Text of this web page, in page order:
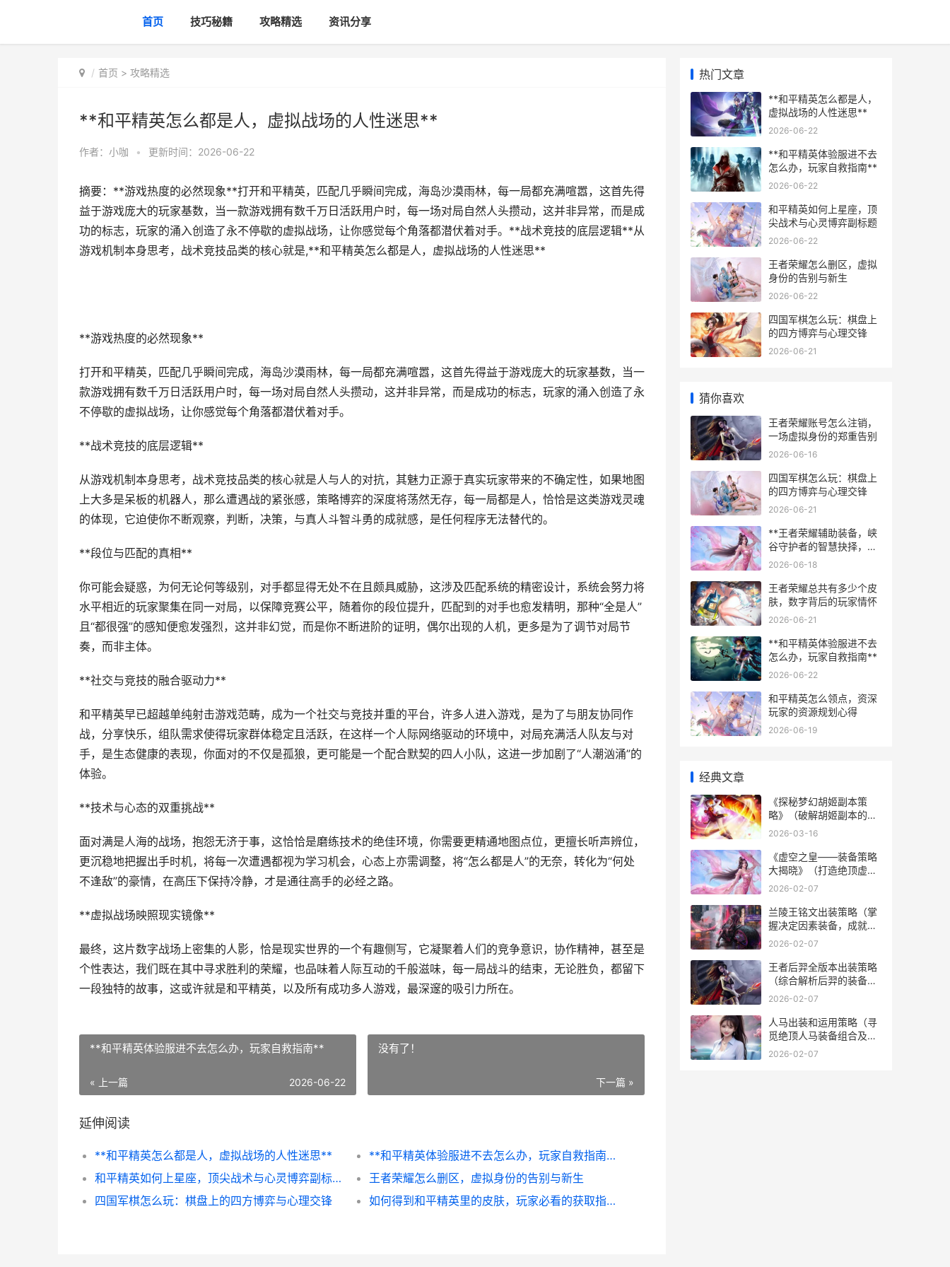
首页 技巧秘籍 攻略精选 资讯分享
首页 > 攻略精选
**和平精英怎么都是人，虚拟战场的人性迷思**
作者： 小咖 • 更新时间：2026-06-22
摘要：**游戏热度的必然现象**打开和平精英，匹配几乎瞬间完成，海岛沙漠雨林，每一局都充满喧嚣，这首先得
益于游戏庞大的玩家基数，当一款游戏拥有数千万日活跃用户时，每一场对局自然人头攒动，这并非异常，而是成
功的标志，玩家的涌入创造了永不停歇的虚拟战场，让你感觉每个角落都潜伏着对手。**战术竞技的底层逻辑**从
游戏机制本身思考，战术竞技品类的核心就是,**和平精英怎么都是人，虚拟战场的人性迷思**
**游戏热度的必然现象**
打开和平精英，匹配几乎瞬间完成，海岛沙漠雨林，每一局都充满喧嚣，这首先得益于游戏庞大的玩家基数，当一
款游戏拥有数千万日活跃用户时，每一场对局自然人头攒动，这并非异常，而是成功的标志，玩家的涌入创造了永
不停歇的虚拟战场，让你感觉每个角落都潜伏着对手。
**战术竞技的底层逻辑**
从游戏机制本身思考，战术竞技品类的核心就是人与人的对抗，其魅力正源于真实玩家带来的不确定性，如果地图
上大多是呆板的机器人，那么遭遇战的紧张感，策略博弈的深度将荡然无存，每一局都是人，恰恰是这类游戏灵魂
的体现，它迫使你不断观察，判断，决策，与真人斗智斗勇的成就感，是任何程序无法替代的。
**段位与匹配的真相**
你可能会疑惑，为何无论何等级别，对手都显得无处不在且颇具威胁，这涉及匹配系统的精密设计，系统会努力将
水平相近的玩家聚集在同一对局，以保障竞赛公平，随着你的段位提升，匹配到的对手也愈发精明，那种“全是人”
且“都很强”的感知便愈发强烈，这并非幻觉，而是你不断进阶的证明，偶尔出现的人机，更多是为了调节对局节
奏，而非主体。
**社交与竞技的融合驱动力**
和平精英早已超越单纯射击游戏范畴，成为一个社交与竞技并重的平台，许多人进入游戏，是为了与朋友协同作
战，分享快乐，组队需求使得玩家群体稳定且活跃，在这样一个人际网络驱动的环境中，对局充满活人队友与对
手，是生态健康的表现，你面对的不仅是孤狼，更可能是一个配合默契的四人小队，这进一步加剧了“人潮汹涌”的
体验。
**技术与心态的双重挑战**
面对满是人海的战场，抱怨无济于事，这恰恰是磨练技术的绝佳环境，你需要更精通地图点位，更擅长听声辨位，
更沉稳地把握出手时机，将每一次遭遇都视为学习机会，心态上亦需调整，将“怎么都是人”的无奈，转化为“何处
不逢敌”的豪情，在高压下保持冷静，才是通往高手的必经之路。
**虚拟战场映照现实镜像**
最终，这片数字战场上密集的人影，恰是现实世界的一个有趣侧写，它凝聚着人们的竞争意识，协作精神，甚至是
个性表达，我们既在其中寻求胜利的荣耀，也品味着人际互动的千般滋味，每一局战斗的结束，无论胜负，都留下
一段独特的故事，这或许就是和平精英，以及所有成功多人游戏，最深邃的吸引力所在。
**和平精英体验服进不去怎么办，玩家自救指南**
« 上一篇 2026-06-22
没有了！
下一篇 »
延伸阅读
**和平精英怎么都是人，虚拟战场的人性迷思**
**和平精英体验服进不去怎么办，玩家自救指南**
和平精英如何上星座，顶尖战术与心灵博弈副标题
王者荣耀怎么删区，虚拟身份的告别与新生
四国军棋怎么玩：棋盘上的四方博弈与心理交锋
如何得到和平精英里的皮肤，玩家必看的获取指南
热门文章
**和平精英怎么都是人，
虚拟战场的人性迷思**
2026-06-22
**和平精英体验服进不去
怎么办，玩家自救指南**
2026-06-22
和平精英如何上星座，顶
尖战术与心灵博弈副标题
2026-06-22
王者荣耀怎么删区，虚拟
身份的告别与新生
2026-06-22
四国军棋怎么玩：棋盘上
的四方博弈与心理交锋
2026-06-21
猜你喜欢
王者荣耀账号怎么注销，
一场虚拟身份的郑重告别
2026-06-16
四国军棋怎么玩：棋盘上
的四方博弈与心理交锋
2026-06-21
**王者荣耀辅助装备，峡
谷守护者的智慧抉择，副
标题，战术视野与团队生
2026-06-18
王者荣耀总共有多少个皮
肤，数字背后的玩家情怀
2026-06-21
**和平精英体验服进不去
怎么办，玩家自救指南**
2026-06-22
和平精英怎么领点，资深
玩家的资源规划心得
2026-06-19
经典文章
《探秘梦幻胡姬副本策
略》（破解胡姬副本的决
定因素诀窍和策略） 梦幻
2026-03-16
《虚空之皇——装备策略
大揭晓》（打造绝顶虚空
之皇装备，无人能挡！）
2026-02-07
兰陵王铭文出装策略（掌
握决定因素装备，成就王
者之路） 兰陵王铭文
2026-02-07
王者后羿全版本出装策略
（综合解析后羿的装备选
择，助你在战场中无往不
2026-02-07
人马出装和运用策略（寻
觅绝顶人马装备组合及游
戏诀窍，带你战胜对
2026-02-07